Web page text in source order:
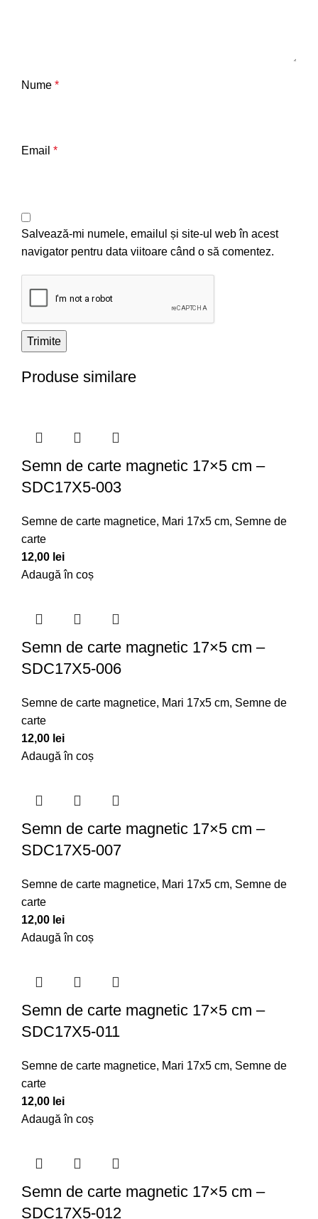
Nume *
Email *
Salvează-mi numele, emailul și site-ul web în acest
navigator pentru data viitoare când o să comentez.
Produse similare
Semn de carte magnetic 17×5 cm –
SDC17X5-003
Semne de carte magnetice, Mari 17x5 cm, Semne de
carte
12,00 lei
Adaugă în coș
Semn de carte magnetic 17×5 cm –
SDC17X5-006
Semne de carte magnetice, Mari 17x5 cm, Semne de
carte
12,00 lei
Adaugă în coș
Semn de carte magnetic 17×5 cm –
SDC17X5-007
Semne de carte magnetice, Mari 17x5 cm, Semne de
carte
12,00 lei
Adaugă în coș
Semn de carte magnetic 17×5 cm –
SDC17X5-011
Semne de carte magnetice, Mari 17x5 cm, Semne de
carte
12,00 lei
Adaugă în coș
Semn de carte magnetic 17×5 cm –
SDC17X5-012